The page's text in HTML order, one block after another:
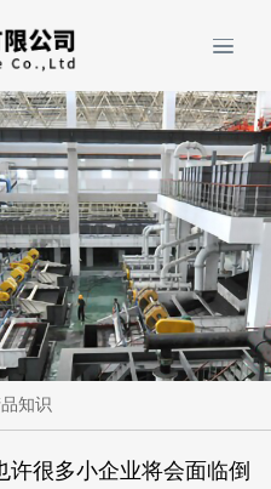
知识
很多小企业将会面临倒